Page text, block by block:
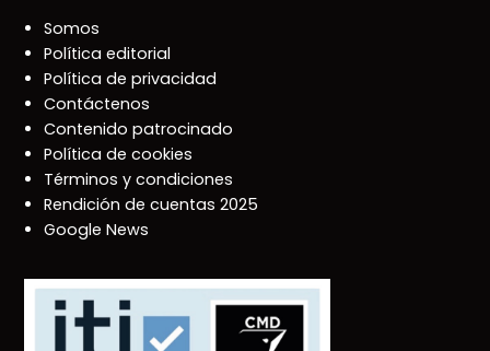
Somos
Política editorial
Política de privacidad
Contáctenos
Contenido patrocinado
Política de cookies
Términos y condiciones
Rendición de cuentas 2025
Google News